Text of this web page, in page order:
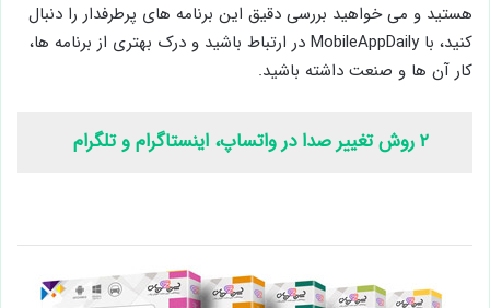
هستید و می خواهید بررسی دقیق این برنامه های پرطرفدار را دنبال
کنید، با MobileAppDaily در ارتباط باشید و درک بهتری از برنامه ها،
کار آن ها و صنعت داشته باشید.
۲ روش تغییر صدا در واتساپ، اینستاگرام و تلگرام